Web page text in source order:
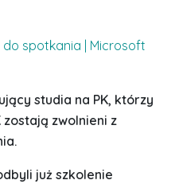
do spotkania | Microsoft
studia na PK, którzy
zwolnieni z
już szkolenie